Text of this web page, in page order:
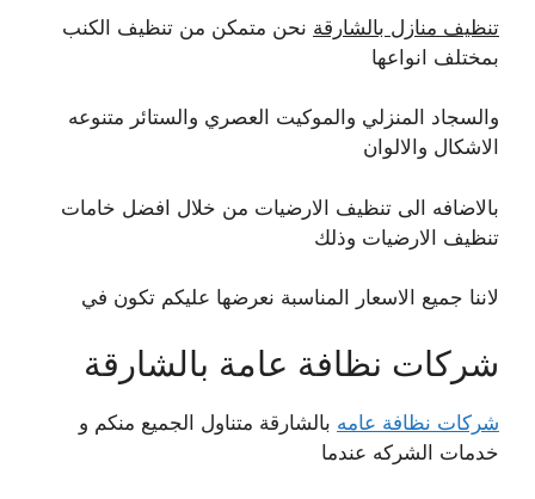
تنظيف منازل بالشارقة نحن متمكن من تنظيف الكنب
بمختلف انواعها
والسجاد المنزلي والموكيت العصري والستائر متنوعه
الاشكال والالوان
بالاضافه الى تنظيف الارضيات من خلال افضل خامات
تنظيف الارضيات وذلك
لاننا جميع الاسعار المناسبة نعرضها عليكم تكون في
شركات نظافة عامة بالشارقة
شركات نظافة عامه بالشارقة متناول الجميع منكم و
خدمات الشركه عندما